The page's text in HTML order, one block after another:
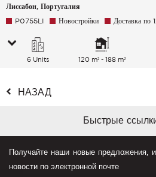
Лиссабон, Португалия
P0755LI
Новостройки Доставка по
6 Units 120 m² - 188 m²
НАЗАД
Быстрые
Получайте наши новые предложения,
новости по электронной почте